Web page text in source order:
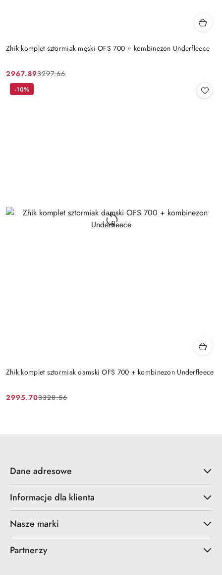
Zhik komplet sztormiak męski OFS 700 + kombinezon Underfleece
Cena
promocyjna:
2967.89
Cena
przed
3297.66
Zhik komplet sztormiak damski OFS 700 + kombinezon Underfleece
Cena
2995.70
Cena
3328.56
-10%
Dane adresowe
Informacje dla klienta
Nasze marki
Partnerzy